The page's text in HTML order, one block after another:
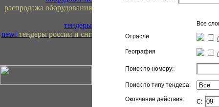
распродажа оборудования
тендеры
new! тендеры россии и снг
Все
Отрасли
География
Поиск по номеру:
Поиск по типу тендера:
Окончание действия:
C: